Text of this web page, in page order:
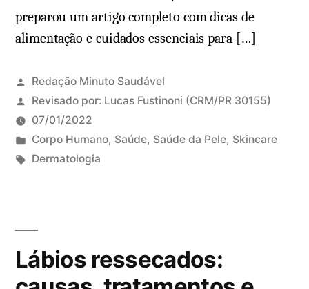
preparou um artigo completo com dicas de
alimentação e cuidados essenciais para […]
Redação Minuto Saudável
Revisado por: Lucas Fustinoni (CRM/PR 30155)
07/01/2022
P
u
c
a
Corpo Humano, Saúde, Saúde da Pele, Skincare
T
:
Dermatologia
Lábios ressecados: